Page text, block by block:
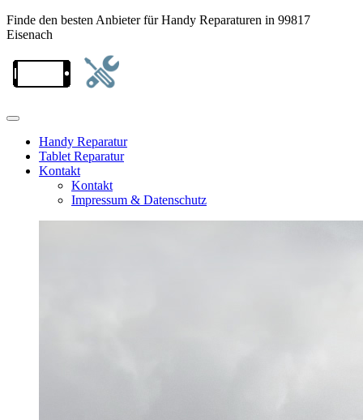
Finde den besten Anbieter für Handy Reparaturen in 99817
Eisenach
Handy Reparatur
Tablet Reparatur
Kontakt
Kontakt
Impressum & Datenschutz